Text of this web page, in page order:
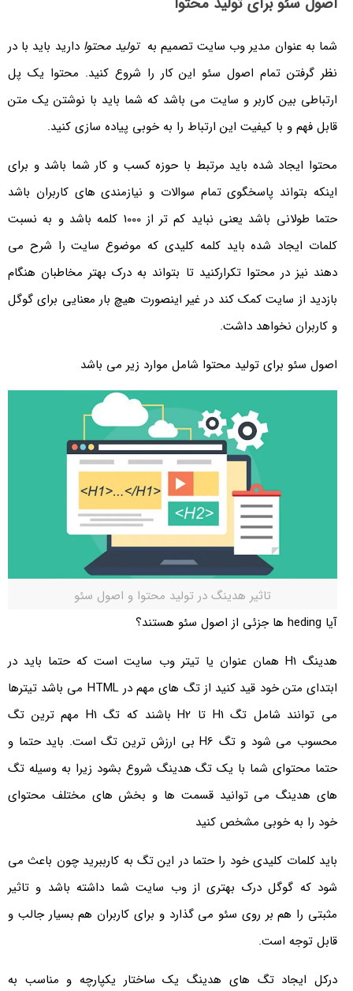
شما به عنوان مدیر وب سایت تصمیم به تولید محتوادارید باید با در
نظر گرفتن تمام اصول سئو این کار را شروع کنید. محتوا یک پل
ارتباطی بین کاربر و سایت می باشد که شما باید با نوشتن یک متن
قابل فهم و با کیفیت این ارتباط را به خوبی پیاده سازی کنید.
محتوا ایجاد شده باید مرتبط با حوزه کسب و کار شما باشد و برای
اینکه بتواند پاسخگوی تمام سوالات و نیازمندی های کاربران باشد
حتما طولانی باشد یعنی نباید کم تر از 1000 کلمه باشد و به نسبت
کلمات ایجاد شده باید کلمه کلیدی که موضوع سایت را شرح می
دهند نیز در محتوا تکرارکنید تا بتواند به درک بهتر مخاطبان هنگام
بازدید از سایت کمک کند در غیر اینصورت هیچ بار معنایی برای گوگل
و کاربران نخواهد داشت.
اصول سئو برای تولید محتوا شامل موارد زیر می باشد
تاثیر هدینگ در تولید محتوا و اصول سئو
آیا heding ها جزئی از اصول سئو هستند؟
هدینگ H1 همان عنوان یا تیتر وب سایت است که حتما باید در
ابتدای متن خود قید کنید از تگ های مهم در HTML می باشد تیترها
می توانند شامل تگ H1 تا H2 باشند که تگ H1 مهم ترین تگ
محسوب می شود و تگ H6 بی ارزش ترین تگ است. باید حتما و
حتما محتوای شما با یک تگ هدینگ شروع بشود زیرا به وسیله تگ
های هدینگ می توانید قسمت ها و بخش های مختلف محتوای
خود را به خوبی مشخص کنید
باید کلمات کلیدی خود را حتما در این تگ به کارببرید چون باعث می
شود که گوگل درک بهتری از وب سایت شما داشته باشد و تاثیر
مثبتی را هم بر روی سئو می گذارد و برای کاربران هم بسیار جالب و
قابل توجه است.
درکل ایجاد تگ های هدینگ یک ساختار یکپارچه و مناسب به